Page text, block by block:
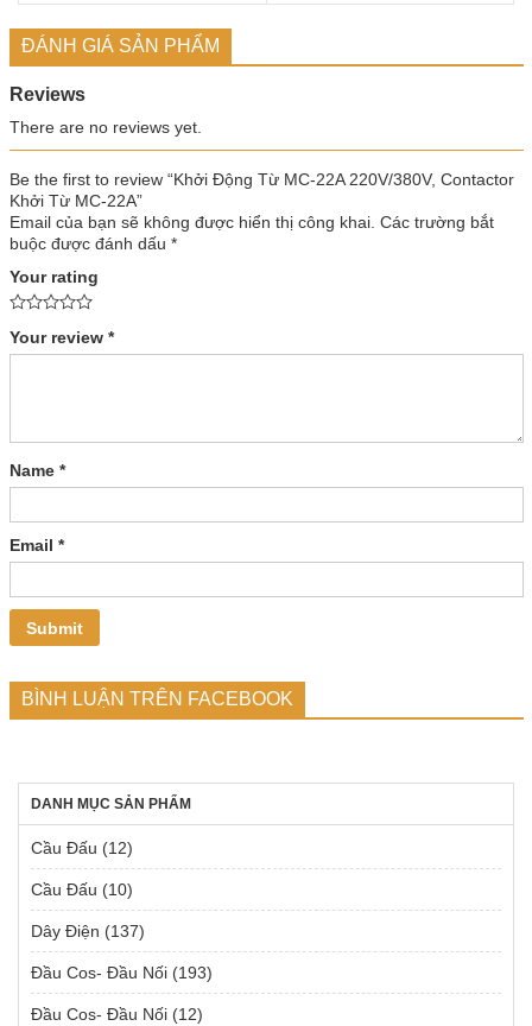
ĐÁNH GIÁ SẢN PHẨM
Reviews
There are no reviews yet.
Be the first to review “Khởi Động Từ MC-22A 220V/380V, Contactor
Khởi Từ MC-22A”
Email của bạn sẽ không được hiển thị công khai. Các trường bắt
buộc được đánh dấu *
Your rating
Your review *
Name *
Email *
BÌNH LUẬN TRÊN FACEBOOK
DANH MỤC SẢN PHẨM
Cầu Đấu (12)
Cầu Đấu (10)
Dây Điện (137)
Đầu Cos- Đầu Nối (193)
Đầu Cos- Đầu Nối (12)